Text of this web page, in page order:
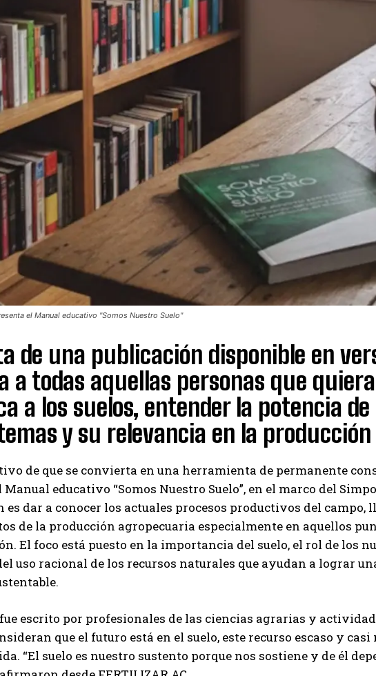
el Manual educativo "Somos Nuestro Suelo"
de una publicación disponible en
a todas aquellas personas que
a los suelos, entender la potencia
y su relevancia en la
de que se convierta en una herramienta de permanente
educativo “Somos Nuestro Suelo”, en el marco del
es dar a conocer los actuales procesos productivos del
de la producción agropecuaria especialmente en aquellos
El foco está puesto en la importancia del suelo, el rol de los
uso racional de los recursos naturales que ayudan a lograr
escrito por profesionales de las ciencias agrarias y
que el futuro está en el suelo, este recurso escaso y
“El suelo es nuestro sustento porque nos sostiene y de él